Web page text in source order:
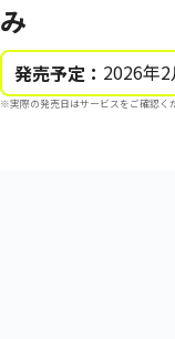
み
発売予定： 2026年
※実際の発売日はサービスをご確認く